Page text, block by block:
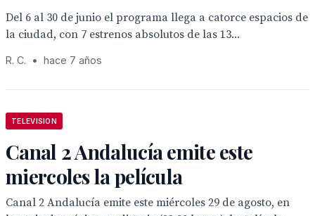
Del 6 al 30 de junio el programa llega a catorce espacios de
la ciudad, con 7 estrenos absolutos de las 13...
R. C. • hace 7 años
TELEVISION
Canal 2 Andalucía emite este
miercoles la película
Canal 2 Andalucía emite este miércoles 29 de agosto, en